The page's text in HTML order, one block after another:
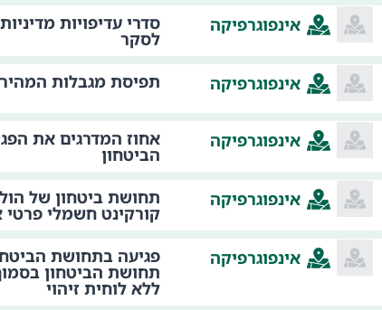
אינפוגרפיקה
סדרי עדיפויות
לסקר
אינפוגרפיקה
תפיסת מגבלות
אינפוגרפיקה
אחוז המדרגים את
הביטחון
אינפוגרפיקה
תחושת ביטחון של
קורקינט חשמלי פרטי
אינפוגרפיקה
פגיעה בתחושת
ללא לוחית זיהוי